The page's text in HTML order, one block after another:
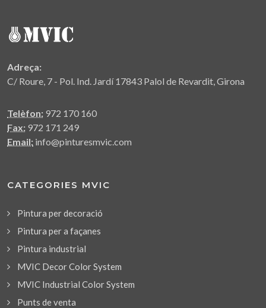
Adreça:
C/ Roure, 7 - Pol. Ind. Jardí 17843 Palol de Revardit, Girona
Telèfon: 972 170 160
Fax: 972 171 249
Email: info@pinturesmvic.com
CATEGORIES MVIC
Pintura per decoració
Pintura per a façanes
Pintura industrial
MVIC Decor Color System
MVIC Industrial Color System
Punts de venta